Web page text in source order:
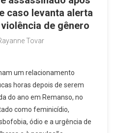
caso levanta alerta
de gênero
Tovar
um relacionamento
horas depois de serem
do ano em Remanso, no
como feminicídio,
ódio e a urgência de